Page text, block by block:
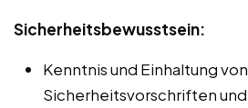
Sicherheitsbewusstsein:
Kenntnis und Einhaltung von
Sicherheitsvorschriften und